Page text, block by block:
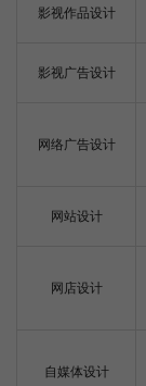
影视作品设计
影视广告设计
网络广告设计
网站设计
网店设计
自媒体设计